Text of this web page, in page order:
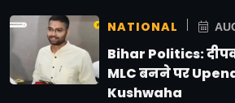
NATIONAL
Bihar Politics:
MLC बनने पर
Kushwaha